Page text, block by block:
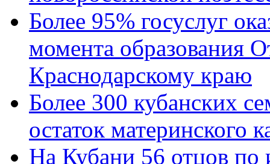
Более 95% госуслуг
момента образования
Краснодарскому краю
Более 300 кубанских
остаток материнского
На Кубани 56 отцов по